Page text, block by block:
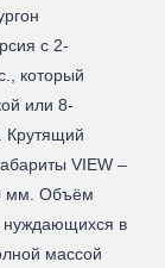
с 2-
который
или 8-
Крутящий
VIEW –
мм. Объём
нуждающихся в
массой